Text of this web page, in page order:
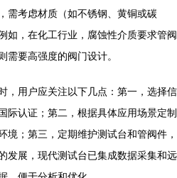
需考虑材质（如不锈钢、黄铜或碳
如，在化工行业，腐蚀性介质要求管阀
需要高强度的阀门设计。
，用户应关注以下几点：第一，选择信
际认证；第二，根据具体应用场景定制
境；第三，定期维护测试台和管阀件，
发展，现代测试台已集成数据采集和远